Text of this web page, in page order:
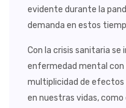
evidente durante la
demanda en estos
Con la crisis sanitaria
enfermedad mental con
multiplicidad de efectos
en nuestras vidas,